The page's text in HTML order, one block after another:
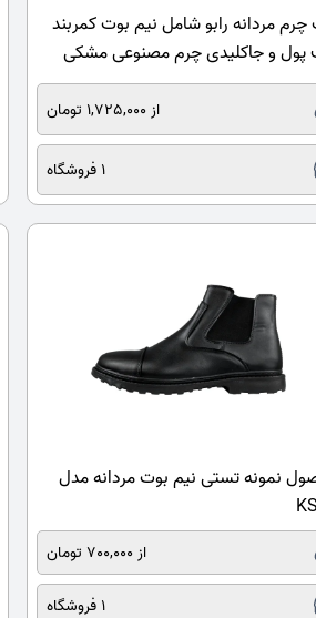
مردانه رابو شامل نیم بوت کمربند
پول و جاکلیدی چرم مصنوعی مشکی
از 1,725,000 تومان
1 فروشگاه
نمونه تستی نیم بوت مردانه مدل
از 700,000 تومان
1 فروشگاه